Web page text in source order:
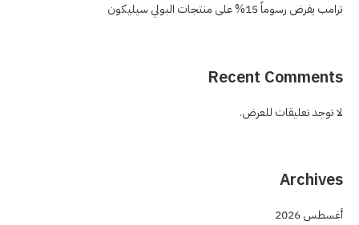
ترامب يفرض رسوماً 15% على منتجات البولي سيليكون
Recent Comments
لا توجد تعليقات للعرض.
Archives
أغسطس 2026